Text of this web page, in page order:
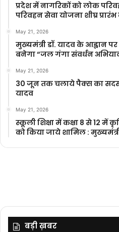
प्रदेश में नागरिकों को लोक
परिवहन सेवा योजना शीघ्र
May 21, 2026
मुख्यमंत्री डॉ. यादव के आह्वान
बनेगा “जल गंगा संवर्धन
May 21, 2026
30 जून तक चलाये पैक्स का
यादव
May 21, 2026
स्कूली शिक्षा में कक्षा 8 से 12 में
को किया जाये शामिल :
बड़ी ख़बर